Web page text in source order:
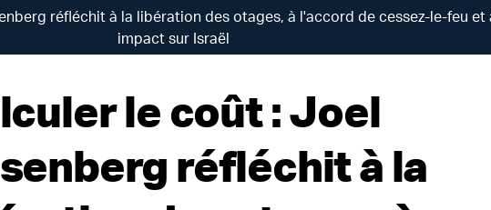
réfléchit à la libération des otages, à l'accord de cessez-le-feu et
impact sur Israël
le coût : Joel
réfléchit à la